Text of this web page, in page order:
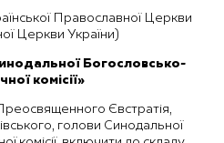
Православної Церкви
Церкви України)
Богословсько-
комісії»
Євстратія,
голови Синодальної